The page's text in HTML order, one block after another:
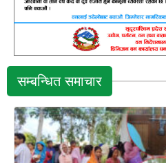
सम्बन्धित समाचार